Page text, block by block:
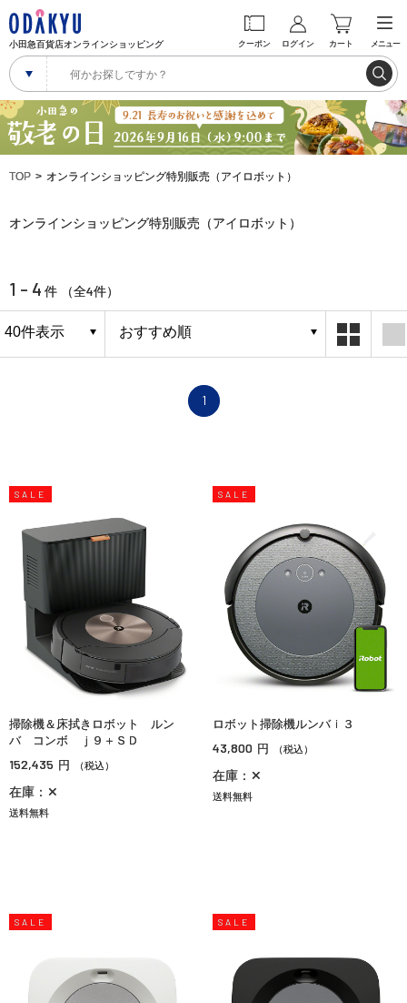
小田急百貨店オンラインショッピング クーポン ログイン カート メニュー
TOP オンラインショッピング特別販売（アイロボット）
オンラインショッピング特別販売（アイロボット）
1 - 4 件 （全4件）
1
SALE
掃除機＆床拭きロボット ルン
バ コンボ ｊ９＋ＳＤ
152,435 円 （税込）
在庫：✕
送料無料
SALE
ロボット掃除機ルンバｉ３
43,800 円 （税込）
在庫：✕
送料無料
SALE SALE